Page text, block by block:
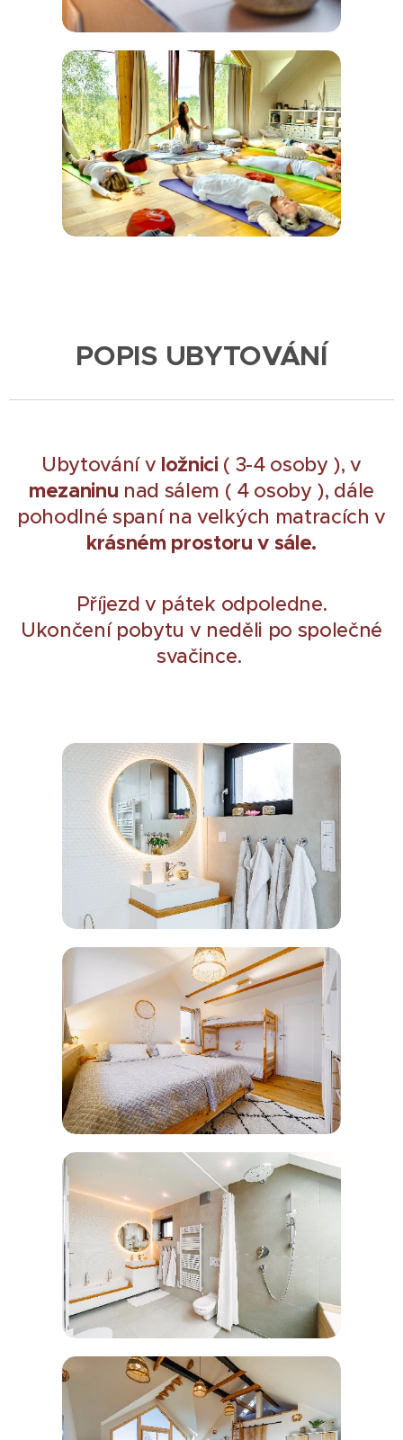
POPIS UBYTOVÁNÍ
Ubytování v ložnici ( 3-4 osoby ), v
mezaninu nad sálem ( 4 osoby ), dále
pohodlné spaní na velkých matracích v
krásném prostoru v sále.
Příjezd v pátek odpoledne.
Ukončení pobytu v neděli po společné
svačince.